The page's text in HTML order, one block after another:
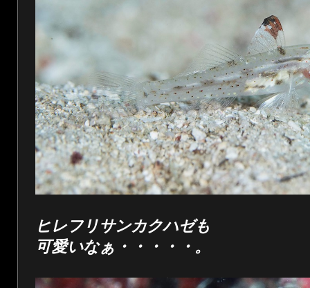
ヒレフリサンカクハゼも
可愛いなぁ・・・・・。